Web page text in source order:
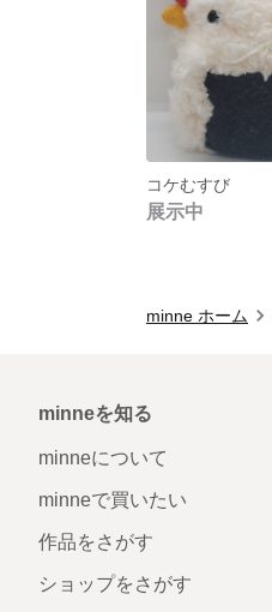
コケむすび
展示中
minne ホーム
minneを知る
minneについて
minneで買いたい
作品をさがす
ショップをさがす